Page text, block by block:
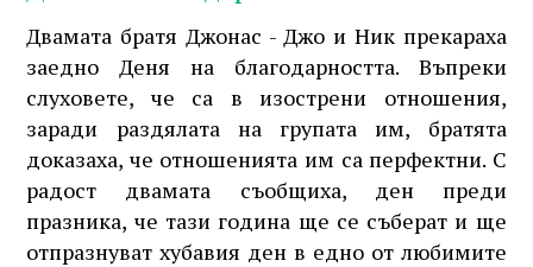
Двамата братя Джонас - Джо и Ник прекараха
заедно Деня на благодарността. Въпреки
слуховете, че са в изострени отношения,
заради раздялата на групата им, братята
доказаха, че отношенията им са перфектни. С
радост двамата съобщиха, ден преди
празника, че тази година ще се съберат и ще
отпразнуват хубавия ден в едно от любимите